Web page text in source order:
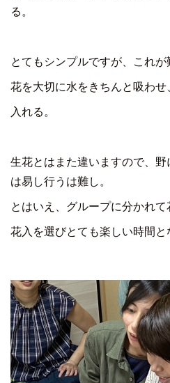
る。
とてもシンプルですが、これが
花を大切に水をきちんと吸わ
入れる。
生花とはまた違いますので、
は易し行うは難し。
とはいえ、グループに分かれ
花入を選びとても楽しい時間と